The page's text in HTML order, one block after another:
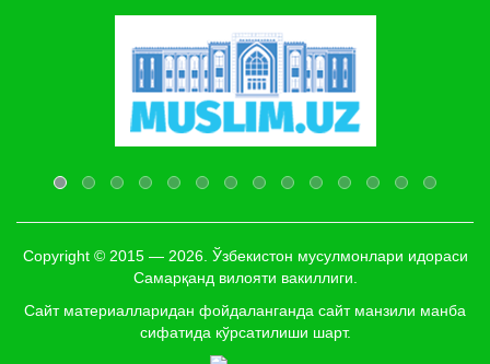
Copyright © 2015 — 2026. Ўзбекистон мусулмонлари идораси
Самарқанд вилояти вакиллиги.
Сайт материалларидан фойдаланганда сайт манзили манба
сифатида кўрсатилиши шарт.